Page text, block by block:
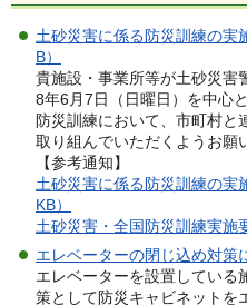
土砂災害に係る防災訓練の実
B）
貴施設・事業所等が土砂災害
8年6月7日（日曜日）を中心
防災訓練において、市町村と
取り組んでいただくようお願
【参考通知】
土砂災害に係る防災訓練の実
KB）
土砂災害・全国防災訓練実施
エレベーターの閉じ込め対策
エレベーターを設置している
策として防災キャビネットを